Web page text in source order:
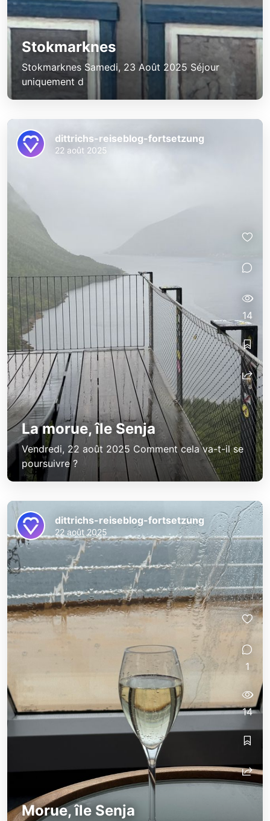
Stokmarknes
Stokmarknes Samedi, 23 Août 2025 Séjour
uniquement d
La morue, île Senja
Vendredi, 22 août 2025 Comment cela va-t-il se
poursuivre ?
dittrichs-reiseblog-fortsetzung
22 août 2025
14
Morue, île Senja
dittrichs-reiseblog-fortsetzung
22 août 2025
1
14